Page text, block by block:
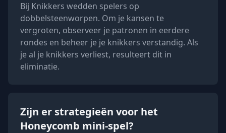
Bij Knikkers wedden spelers op
dobbelsteenworpen. Om je kansen te
vergroten, observeer je patronen in eerdere
rondes en beheer je je knikkers verstandig. Als
je al je knikkers verliest, resulteert dit in
eliminatie.
Zijn er strategieën voor het
Honeycomb mini-spel?